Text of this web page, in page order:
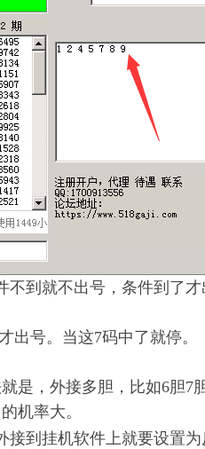
不到就不出号，条件到了
出号。当这7码中了就停。
是，外接多胆，比如6胆7
机率大。
接到挂机软件上就要设置